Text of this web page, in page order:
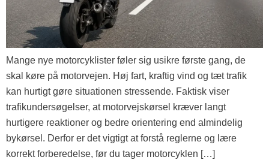
Mange nye motorcyklister føler sig usikre første gang, de
skal køre på motorvejen. Høj fart, kraftig vind og tæt trafik
kan hurtigt gøre situationen stressende. Faktisk viser
trafikundersøgelser, at motorvejskørsel kræver langt
hurtigere reaktioner og bedre orientering end almindelig
bykørsel. Derfor er det vigtigt at forstå reglerne og lære
korrekt forberedelse, før du tager motorcyklen […]